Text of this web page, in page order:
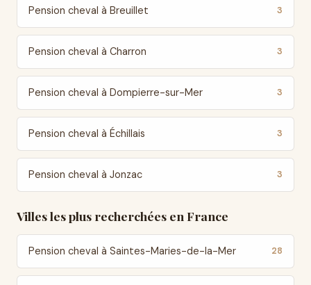
Pension cheval à Breuillet 3
Pension cheval à Charron 3
Pension cheval à Dompierre-sur-Mer 3
Pension cheval à Échillais 3
Pension cheval à Jonzac 3
Villes les plus recherchées en France
Pension cheval à Saintes-Maries-de-la-Mer 28